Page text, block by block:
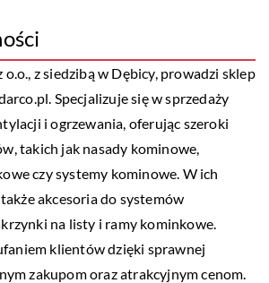
o.o., z siedzibą w Dębicy, prowadzi sklep
Specjalizuje się w sprzedaży
i ogrzewania, oferując szeroki
takich jak nasady kominowe,
czy systemy kominowe. W ich
akcesoria do systemów
na listy i ramy kominkowe.
klientów dzięki sprawnej
zakupom oraz atrakcyjnym cenom.